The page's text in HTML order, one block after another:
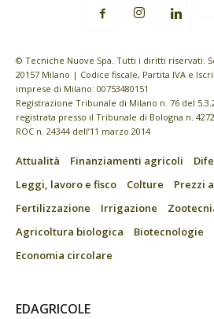
© Tecniche Nuove Spa. Tutti i diritti riservati.
20157 Milano | Codice fiscale, Partita IVA e
imprese di Milano: 00753480151
Registrazione Tribunale di Milano n. 76 del
registrata presso il Tribunale di Bologna n.
ROC n. 24344 dell’11 marzo 2014
Attualità Finanziamenti agricoli
Leggi, lavoro e fisco
Colture
Prezzi
Fertilizzazione
Irrigazione
Agricoltura biologica
Biotecnologie
Economia circolare
EDAGRICOLE